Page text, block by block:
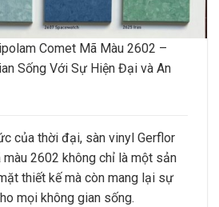
Comet Mã Màu 2602 –
Sống Với Sự Hiện Đại và An
của thời đại, sàn vinyl Gerflor
2602 không chỉ là một sản
thiết kế mà còn mang lại sự
mọi không gian sống.